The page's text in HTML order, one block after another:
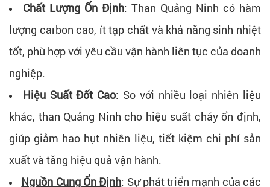
Chất Lượng Ổn Định: Than Quảng Ninh có hàm
lượng carbon cao, ít tạp chất và khả năng sinh nhiệt
tốt, phù hợp với yêu cầu vận hành liên tục của doanh
nghiệp.
Hiệu Suất Đốt Cao: So với nhiều loại nhiên liệu
khác, than Quảng Ninh cho hiệu suất cháy ổn định,
giúp giảm hao hụt nhiên liệu, tiết kiệm chi phí sản
xuất và tăng hiệu quả vận hành.
Nguồn Cung Ổn Định: Sự phát triển mạnh của các